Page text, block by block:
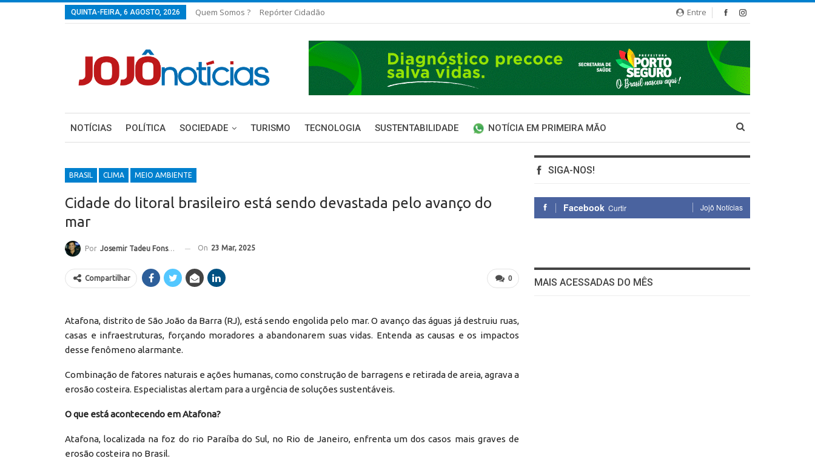
Entre
QUINTA-FEIRA, 6 AGOSTO, 2026 Quem Somos ? Repórter Cidadão
NOTÍCIAS POLÍTICA SOCIEDADE TURISMO TECNOLOGIA SUSTENTABILIDADE NOTÍCIA EM PRIMEIRA MÃO
BRASIL CLIMA MEIO AMBIENTE
Cidade do litoral brasileiro está sendo devastada pelo avanço do
mar
Por Josemir Tadeu Fonseca On 23 Mar, 2025
0
Compartilhar
Atafona, distrito de São João da Barra (RJ), está sendo engolida pelo mar. O avanço das águas já destruiu ruas,
casas e infraestruturas, forçando moradores a abandonarem suas vidas. Entenda as causas e os impactos
desse fenômeno alarmante.
Combinação de fatores naturais e ações humanas, como construção de barragens e retirada de areia, agrava a
erosão costeira. Especialistas alertam para a urgência de soluções sustentáveis.
O que está acontecendo em Atafona?
Atafona, localizada na foz do rio Paraíba do Sul, no Rio de Janeiro, enfrenta um dos casos mais graves de
erosão costeira no Brasil.
SIGA-NOS!
Facebook Curtir Jojô Notícias
MAIS ACESSADAS DO MÊS